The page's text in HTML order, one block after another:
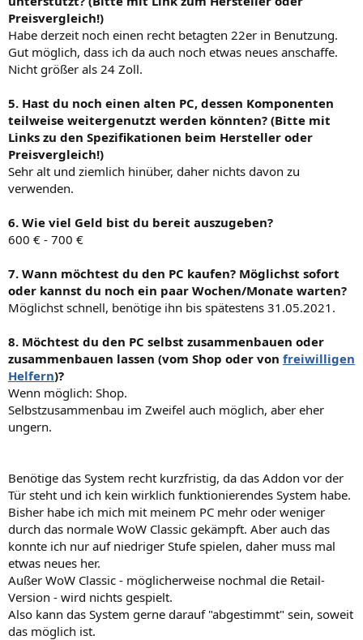
Preisvergleich!)
Habe derzeit noch einen recht betagten 22er in Benutzung.
Gut möglich, dass ich da auch noch etwas neues anschaffe.
Nicht größer als 24 Zoll.
5. Hast du noch einen alten PC, dessen Komponenten
teilweise weitergenutzt werden könnten? (Bitte mit
Links zu den Spezifikationen beim Hersteller oder
Preisvergleich!)
Sehr alt und ziemlich hinüber, daher nichts davon zu
verwenden.
6. Wie viel Geld bist du bereit auszugeben?
600 € - 700 €
7. Wann möchtest du den PC kaufen? Möglichst sofort
oder kannst du noch ein paar Wochen/Monate warten?
Möglichst schnell, benötige ihn bis spätestens 31.05.2021.
8. Möchtest du den PC selbst zusammenbauen oder
zusammenbauen lassen (vom Shop oder von freiwilligen
Helfern)?
Wenn möglich: Shop.
Selbstzusammenbau im Zweifel auch möglich, aber eher
ungern.
Benötige das System recht kurzfristig, da das Addon vor der
Tür steht und ich kein wirklich funktionierendes System habe.
Bisher habe ich mich mit meinem PC mehr oder weniger
durch das normale WoW Classic gekämpft. Aber auch das
konnte ich nur auf niedriger Stufe spielen, daher muss mal
etwas neues her.
Außer WoW Classic - möglicherweise nochmal die Retail-
Version - wird nichts gespielt.
Also kann das System gerne darauf "abgestimmt" sein, soweit
das möglich ist.